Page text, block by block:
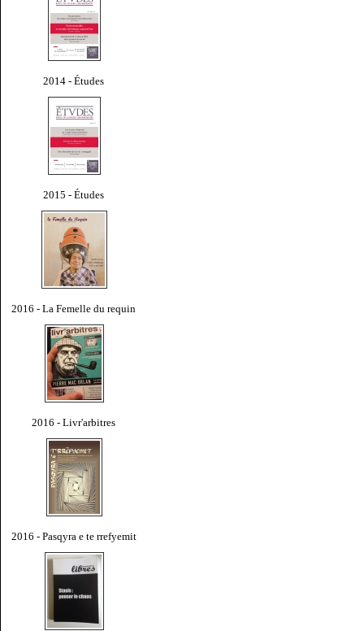
2014 - Études
2015 - Études
2016 - La Femelle du requin
2016 - Livr'arbitres
2016 - Pasqyra e te rrefyemit